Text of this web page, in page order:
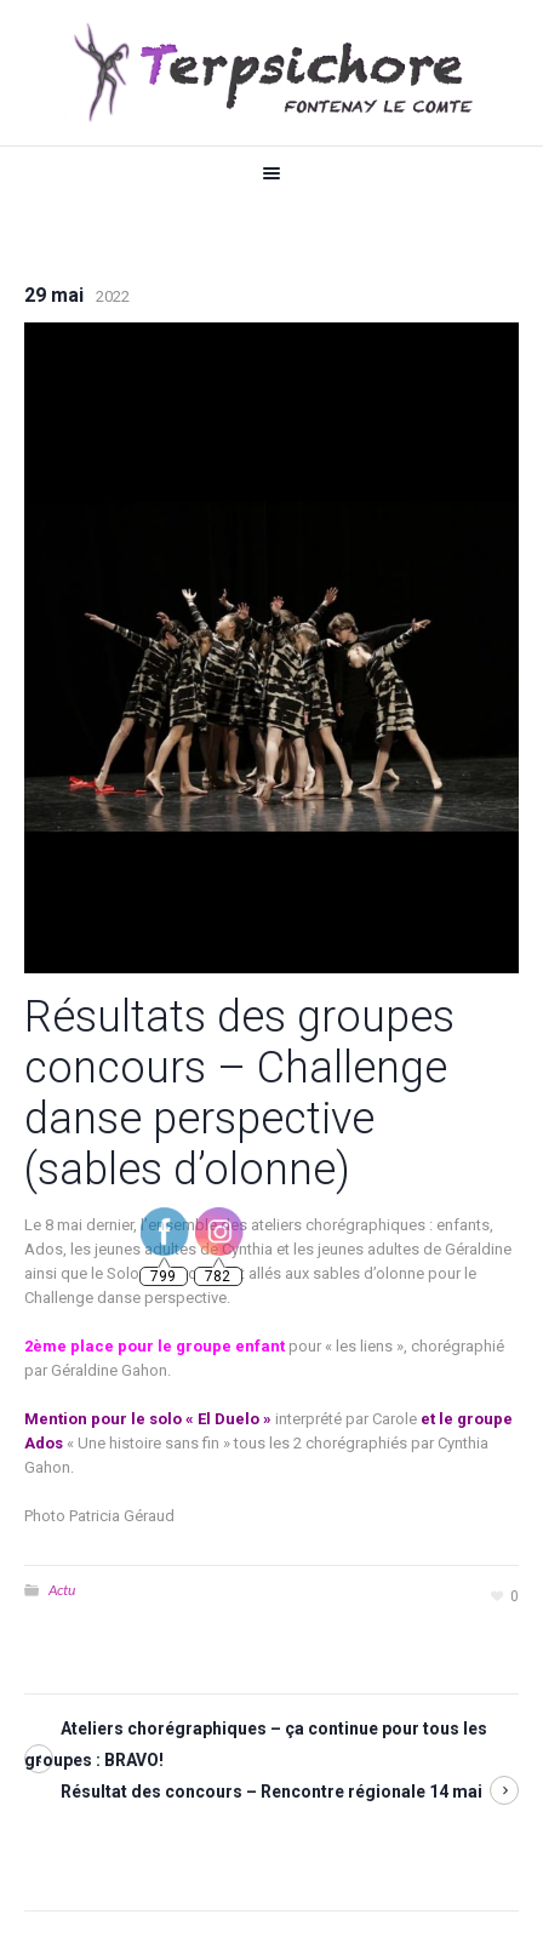
29 mai 2022
Résultats des groupes
concours – Challenge
danse perspective
(sables d’olonne)
Le 8 mai dernier, l’ensemble des ateliers chorégraphiques : enfants,
Ados, les jeunes adultes de Cynthia et les jeunes adultes de Géraldine
ainsi que le Solo de Carole sont allés aux sables d’olonne pour le
Challenge danse perspective.
2ème place pour le groupe enfant pour « les liens », chorégraphié
par Géraldine Gahon.
Mention pour le solo « El Duelo » interprété par Carole et le groupe
Ados « Une histoire sans fin » tous les 2 chorégraphiés par Cynthia
Gahon.
Photo Patricia Géraud
0
Actu
Ateliers chorégraphiques – ça continue pour tous les
groupes : BRAVO!
Résultat des concours – Rencontre régionale 14 mai
799 782